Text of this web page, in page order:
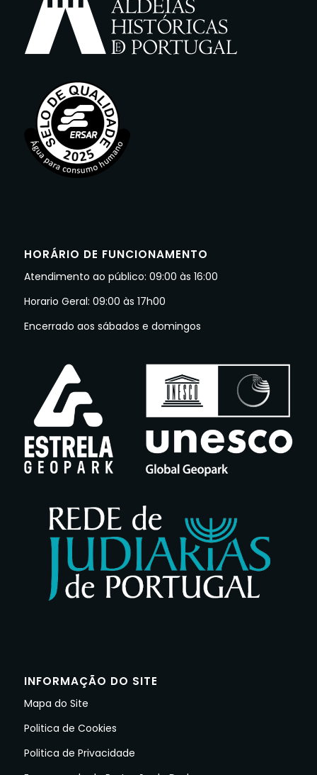
HORÁRIO DE FUNCIONAMENTO
Atendimento ao público: 09:00 às 16:00
Horario Geral: 09:00 às 17h00
Encerrado aos sábados e domingos
INFORMAÇÃO DO SITE
Mapa do Site
Politica de Cookies
Politica de Privacidade